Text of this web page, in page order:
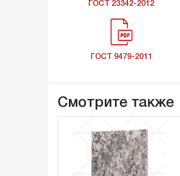
ГОСТ 23342-2012
ГОСТ 9479-2011
Смотрите также